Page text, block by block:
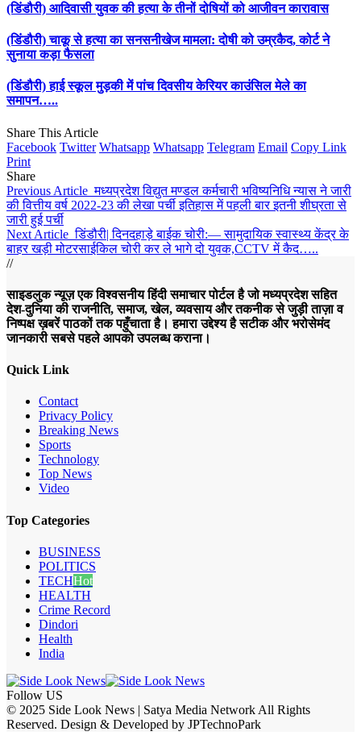
(डिंडौरी) आदिवासी युवक की हत्या के तीनों दोषियों को आजीवन कारावास
(डिंडौरी) चाकू से हत्या का सनसनीखेज मामला: दोषी को उम्रकैद, कोर्ट ने
सुनाया कड़ा फैसला
(डिंडौरी) हाई स्कूल मुड़की में पांच दिवसीय केरियर काउंसिल मेले का
समापन…..
Share This Article
Facebook Twitter Whatsapp Whatsapp Telegram Email Copy Link
Print
Share
Previous Article मध्यप्रदेश विद्युत मण्डल कर्मचारी भविष्यन‍िध‍ि न्यास ने जारी
की वित्तीय वर्ष 2022-23 की लेखा पर्ची इतिहास में पहली बार इतनी शीघ्रता से
जारी हुई पर्ची
Next Article डिंडौरी| दिनदहाड़े बाईक चोरी:— सामुदायिक स्वास्थ्य केंद्र के
बाहर खड़ी मोटरसाईकिल चोरी कर ले भागे दो युवक,CCTV में कैद…..
//
साइडलुक न्यूज़ एक विश्वसनीय हिंदी समाचार पोर्टल है जो मध्यप्रदेश सहित
देश-दुनिया की राजनीति, समाज, खेल, व्यवसाय और तकनीक से जुड़ी ताज़ा व
निष्पक्ष ख़बरें पाठकों तक पहुँचाता है। हमारा उद्देश्य है सटीक और भरोसेमंद
जानकारी सबसे पहले आपको उपलब्ध कराना।
Quick Link
Contact
Privacy Policy
Breaking News
Sports
Technology
Top News
Video
Top Categories
BUSINESS
POLITICS
TECHHot
HEALTH
Crime Record
Dindori
Health
India
Follow US
© 2025 Side Look News | Satya Media Network All Rights
Reserved. Design & Developed by JPTechnoPark